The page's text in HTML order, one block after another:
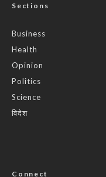
Sections
Business
Health
Opinion
Politics
Science
विदेश
Connect